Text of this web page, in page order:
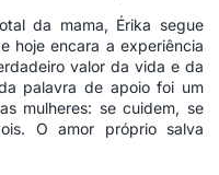
da mama, Érika segue
hoje encara a experiência
valor da vida e da
palavra de apoio foi um
mulheres: se cuidem, se
O amor próprio salva